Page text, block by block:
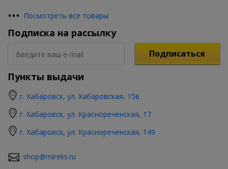
••• Посмотреть все товары
Подписка на рассылку
Подписаться
Пункты выдачи
г. Хабаровск, ул. Хабаровская, 15в
г. Хабаровск, ул. Краснореченская, 17
г. Хабаровск, ул. Краснореченская, 149
shop@mireks.ru